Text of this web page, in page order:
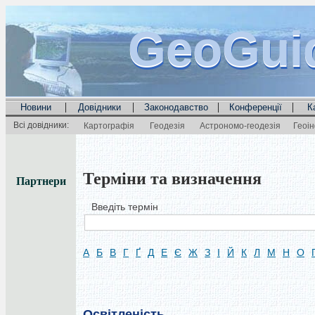
Новини | Довідники | Законодавство | Конференції |
Всі довідники: Картографія Геодезія Астрономо-геодезія
Партнери Терміни та визначення
Введіть термін
А Б В Г Ґ Д Е Є Ж З І Й К Л М Н О